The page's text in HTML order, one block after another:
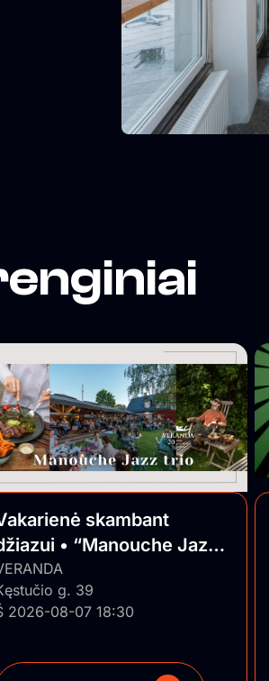
skambant
• “Manouche Jazz
g. 39
2026-08-07 18:30